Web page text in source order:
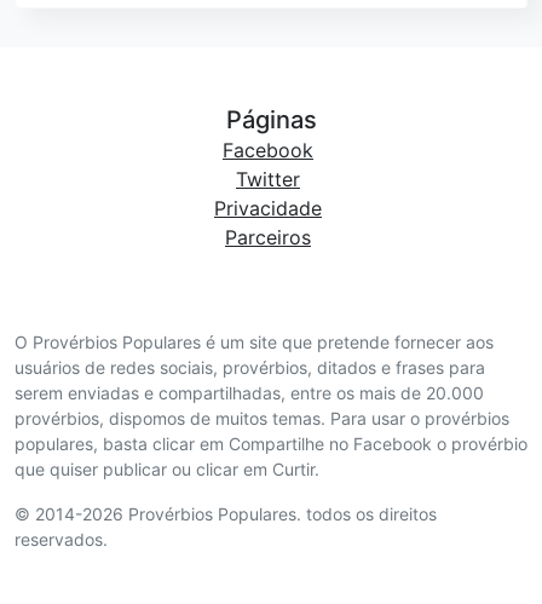
O Provérbios Populares é um site que pretende fornecer aos
usuários de redes sociais, provérbios, ditados e frases para
serem enviadas e compartilhadas, entre os mais de 20.000
provérbios, dispomos de muitos temas. Para usar o provérbios
populares, basta clicar em Compartilhe no Facebook o provérbio
que quiser publicar ou clicar em Curtir.
© 2014-2026 Provérbios Populares. todos os direitos
reservados.
Páginas
Facebook
Twitter
Privacidade
Parceiros